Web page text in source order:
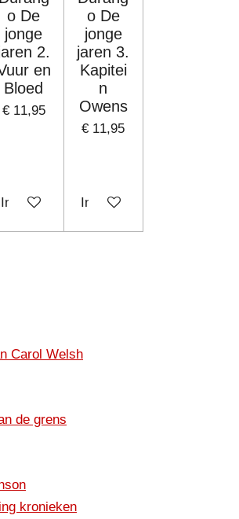
o De
jonge
2.
en
Bloed
€ 11,95
In winkelwagen
o De
jonge
jaren 3.
Kapitei
n
Owens
€ 11,95
In winkelwagen
Carol Welsh
de grens
kronieken